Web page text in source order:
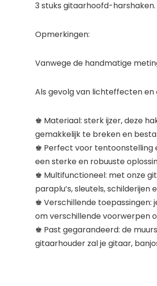
3 stuks gitaarhoofd-harshaken.
Opmerkingen:
Vanwege de handmatige
Als gevolg van lichteffecten
♚ Materiaal: sterk ijzer, deze
gemakkelijk te breken en
♚ Perfect voor tentoonstelling
een sterke en robuuste
♚ Multifunctioneel: met onze
paraplu’s, sleutels,
♚ Verschillende toepassingen:
om verschillende voorwerpen
♚ Past gegarandeerd: de
gitaarhouder zal je gitaar,